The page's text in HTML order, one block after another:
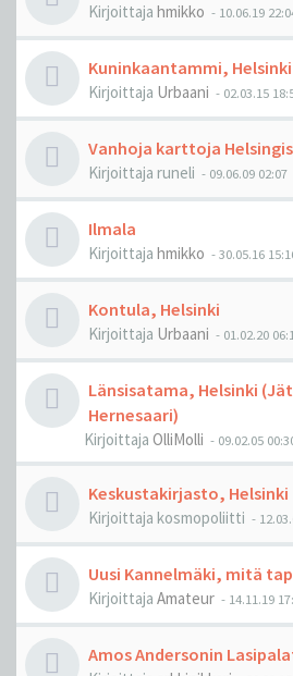
Kirjoittaja hmikko - 10.06.19
Kuninkaantammi, Helsinki
Kirjoittaja Urbaani - 02.03.15
Vanhoja karttoja
Kirjoittaja runeli - 09.06.09 02:07
Ilmala
Kirjoittaja hmikko -30.05.16
Kontula, Helsinki
Kirjoittaja Urbaani - 01.02.20
Länsisatama, Helsinki
Hernesaari)
Kirjoittaja OlliMolli - 09.02.05
Keskustakirjasto, Helsinki
Kirjoittaja kosmopoliitti -
Uusi Kannelmäki, mitä
Kirjoittaja Amateur - 14.11.19
Amos Andersonin